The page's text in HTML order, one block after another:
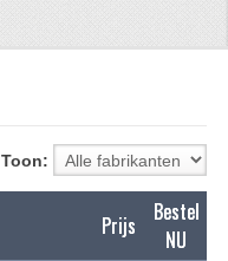
Toon:
Prijs
Bestel
NU